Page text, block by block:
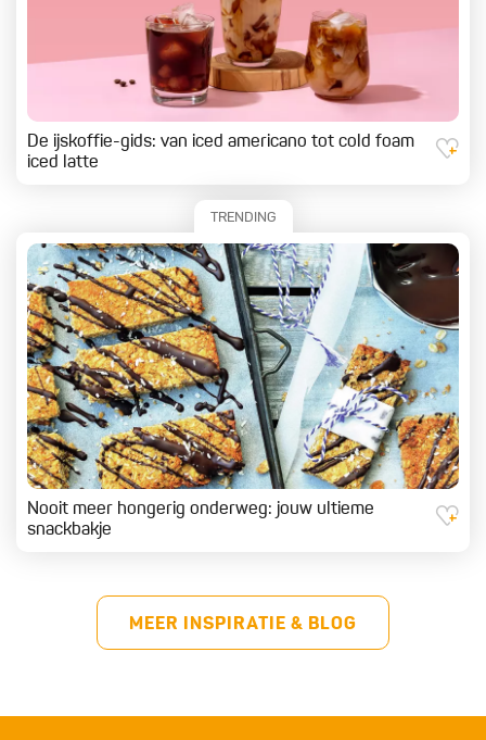
De ijskoffie-gids: van iced americano tot cold foam
iced latte
TRENDING
Nooit meer hongerig onderweg: jouw ultieme
snackbakje
MEER INSPIRATIE & BLOG